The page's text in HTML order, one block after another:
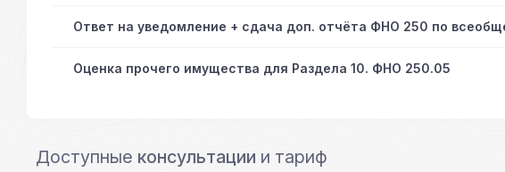
Ответ на уведомление + сдача доп. отчёта ФНО 250 по
Оценка прочего имущества для Раздела 10. ФНО 250.05
Доступные консультации и тариф